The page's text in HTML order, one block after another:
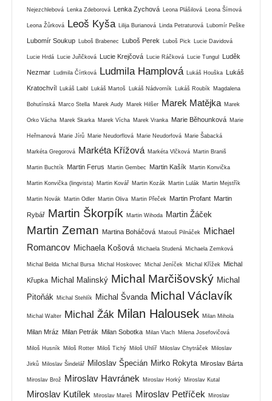
Nejezchlebová Lenka Zdeborová Lenka Zychová Leona Plášilová Leona Šímová
Leona Žůrková Leoš Kyša Lilija Burianová Linda Petraturová Lubomír Peške
Lubomír Soukup Luboš Brabenec Luboš Perek Luboš Pick Lucie Davidová
Lucie Hrdá Lucie Juřičková Lucie Krejčová Lucie Ráčková Lucie Tungul Luděk
Nezmar Ludmila Čírtková Ludmila Hamplová Lukáš Houška Lukáš
Kratochvíl Lukáš Laibl Lukáš Martoš Lukáš Nádvorník Lukáš Roubík Magdalena
Bohutínská Marco Stella Marek Audy Marek Hilšer Marek Matějka Marek
Orko Vácha Marek Skarka Marek Vícha Marek Vranka Marie Běhounková Marie
Heřmanová Marie Jírů Marie Neudorflová Marie Neudorfová Marie Šabacká
Markéta Gregorová Markéta Křížová Markéta Vlčková Martin Braniš
Martin Buchtík Martin Ferus Martin Gembec Martin Kašík Martin Konvička
Martin Konvička (lingvista) Martin Kovář Martin Kozák Martin Lulák Martin Mejstřík
Martin Novák Martin Odler Martin Oliva Martin Přeček Martin Profant Martin
Rybář Martin Škorpík Martin Wihoda Martin Žáček
Martin Zeman Martina Boháčová Matouš Pilnáček
Michael
Romancov Michaela Košová Michaela Studená Michaela Zemková
Michal Belda Michal Bursa Michal Hoskovec Michal Jeníček Michal Křížek Michal
Křupka Michal Malinský Michal Marčišovský Michal
Pitoňák
Michal Stehlík Michal Švanda Michal Václavík
Michal Walter Michal Žák Milan Halousek Milan Mihola
Milan Mráz Milan Petrák Milan Sobotka Milan Vlach Milena Josefovičová
Miloš Husník Miloš Rotter Miloš Tichý Miloš Uhlíř Miloslav Chytráček Miloslav
Jirků Miloslav Šindelář Miloslav Špecián Mirko Rokyta Miroslav Bárta
Miroslav Brož Miroslav Havránek Miroslav Horký Miroslav Kutal
Miroslav Kutílek Miroslav Mareš Miroslav Petříček Miroslav